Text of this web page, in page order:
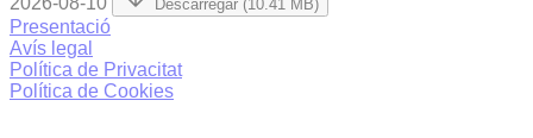
Descarregar (10.41 MB)
Presentació
Avís legal
Política de Privacitat
Política de Cookies